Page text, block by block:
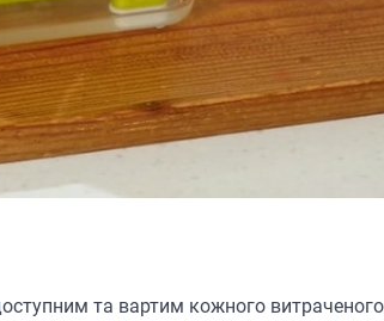
та вартим кожного